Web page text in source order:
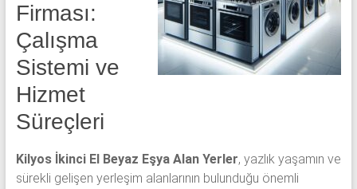
Firması:
Çalışma
Sistemi ve
Hizmet
Süreçleri
Kilyos İkinci El Beyaz Eşya Alan Yerler, yazlık yaşamın ve
sürekli gelişen yerleşim alanlarının bulunduğu önemli